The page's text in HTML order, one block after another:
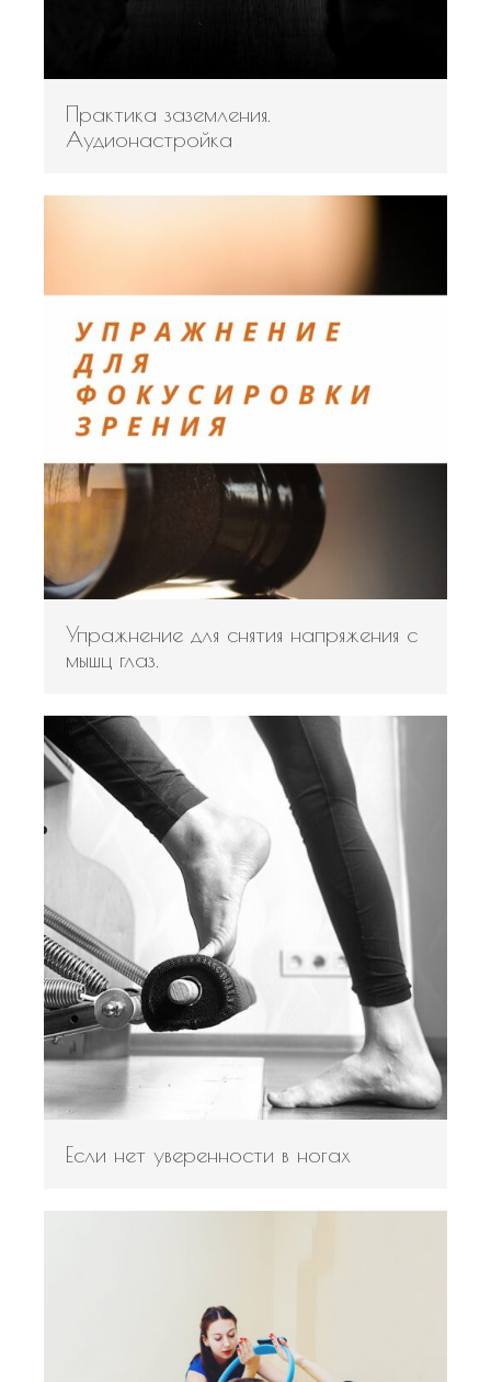
Практика заземления.
Аудионастройка
Упражнение для снятия напряжения с
мышц глаз.
Если нет уверенности в ногах